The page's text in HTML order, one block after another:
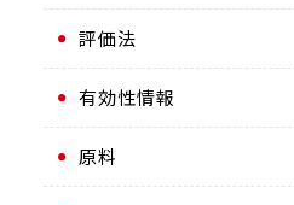
評価法
有効性情報
原料